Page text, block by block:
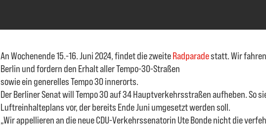
An Wochenende 15.-16. Juni 2024, findet die zweiteRadparadestatt. Wir
Berlin und fordern den Erhalt aller Tempo-30-Straßen
sowie ein generelles Tempo 30 innerorts.
Der Berliner Senat will Tempo 30 auf 34 Hauptverkehrsstraßen aufheben. So
Luftreinhalteplans vor, der bereits Ende Juni umgesetzt werden soll.
„Wir appellieren an die neue CDU-Verkehrssenatorin Ute Bonde nicht die